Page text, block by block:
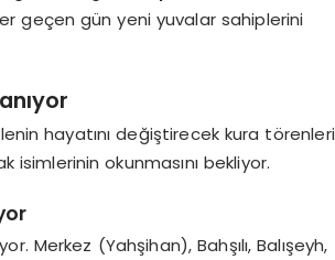
geçen gün yeni yuvalar sahiplerini
hayatını değiştirecek kura törenleri
isimlerinin okunmasını bekliyor.
Merkez (Yahşihan), Bahşılı, Balışeyh,